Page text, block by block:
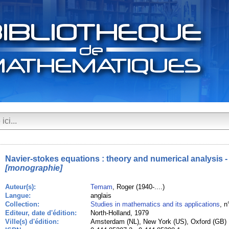
Navier-stokes equations : theory and numerical analysis
[monographie]
Auteur(s): Temam, Roger (1940-....)
Langue:
anglais
Collection:
Studies in mathematics and its applications,
Editeur, date d'édition:
North-Holland, 1979
Ville(s) d'édition:
Amsterdam (NL), New York (US), Oxford (GB)